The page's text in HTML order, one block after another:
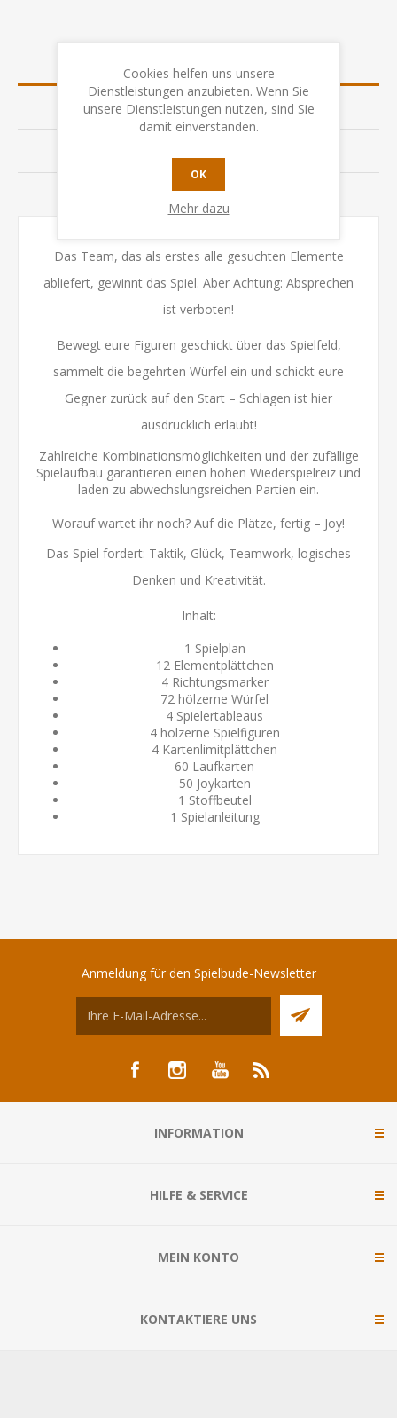
SPEZIFIKATION
KONTAKTIEREN SIE UNS
Das Team, das als erstes alle gesuchten Elemente
abliefert, gewinnt das Spiel. Aber Achtung: Absprechen
ist verboten!
Bewegt eure Figuren geschickt über das Spielfeld,
sammelt die begehrten Würfel ein und schickt eure
Gegner zurück auf den Start – Schlagen ist hier
ausdrücklich erlaubt!
Zahlreiche Kombinationsmöglichkeiten und der zufällige
Spielaufbau garantieren einen hohen Wiederspielreiz und
laden zu abwechslungsreichen Partien ein.
Worauf wartet ihr noch? Auf die Plätze, fertig – Joy!
Das Spiel fordert: Taktik, Glück, Teamwork, logisches
Denken und Kreativität.
Inhalt:
1 Spielplan
12 Elementplättchen
4 Richtungsmarker
72 hölzerne Würfel
4 Spielertableaus
4 hölzerne Spielfiguren
4 Kartenlimitplättchen
60 Laufkarten
50 Joykarten
1 Stoffbeutel
1 Spielanleitung
Anmeldung für den Spielbude-Newsletter
INFORMATION
HILFE & SERVICE
MEIN KONTO
KONTAKTIERE UNS
Cookies helfen uns unsere
Dienstleistungen anzubieten. Wenn Sie
unsere Dienstleistungen nutzen, sind Sie
damit einverstanden.
OK
Mehr dazu